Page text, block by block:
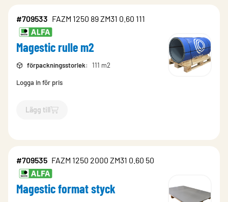
#709533 FAZM 1250 89 ZM31 0.60 111
Magestic rulle m2
förpackningsstorlek: 111 m2
Logga in för pris
Lägg till
`$Lägg till
#709535 FAZM 1250 2000 ZM31 0.60 50
Magestic format styck